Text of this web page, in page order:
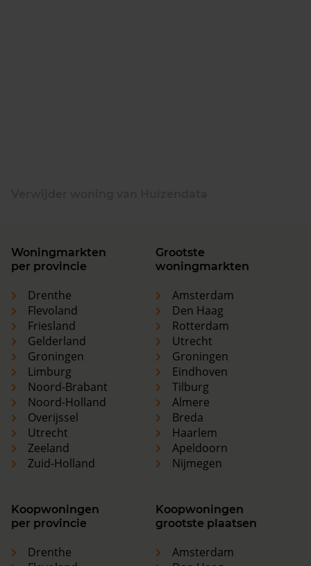
Woningmarkten
per provincie
Drenthe
Flevoland
Friesland
Gelderland
Groningen
Limburg
Noord-Brabant
Noord-Holland
Overijssel
Utrecht
Zeeland
Zuid-Holland
Grootste
woningmarkten
Amsterdam
Den Haag
Rotterdam
Utrecht
Groningen
Eindhoven
Tilburg
Almere
Breda
Haarlem
Apeldoorn
Nijmegen
Koopwoningen
per provincie
Drenthe
Koopwoningen
grootste plaatsen
Amsterdam